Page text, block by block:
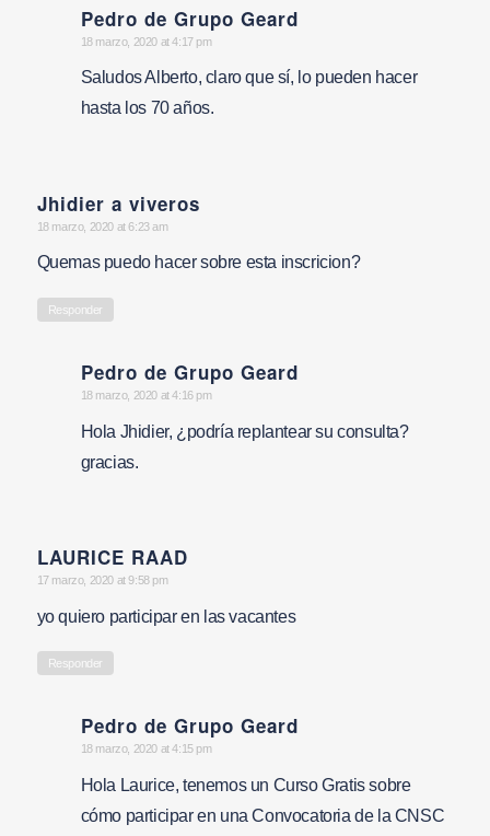
Pedro de Grupo Geard
says:
18 marzo, 2020 at 4:17 pm
Saludos Alberto, claro que sí, lo pueden hacer
hasta los 70 años.
Jhidier a viveros
says:
18 marzo, 2020 at 6:23 am
Quemas puedo hacer sobre esta inscricion?
Responder
Pedro de Grupo Geard
says:
18 marzo, 2020 at 4:16 pm
Hola Jhidier, ¿podría replantear su consulta?
gracias.
LAURICE RAAD
says:
17 marzo, 2020 at 9:58 pm
yo quiero participar en las vacantes
Responder
Pedro de Grupo Geard
says:
18 marzo, 2020 at 4:15 pm
Hola Laurice, tenemos un Curso Gratis sobre
cómo participar en una Convocatoria de la CNSC